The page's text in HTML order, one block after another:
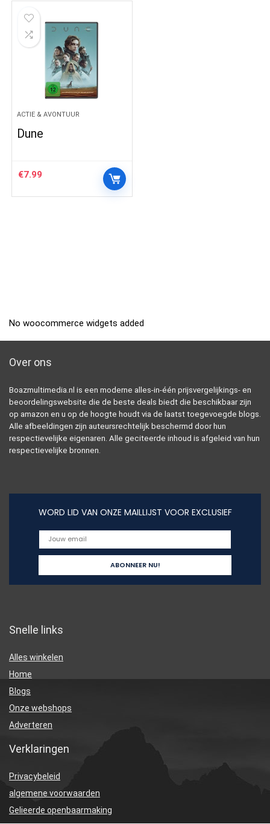
ACTIE & AVONTUUR
Dune
€7.99
No woocommerce widgets added
Over ons
Boazmultimedia.nl is een moderne alles-in-één prijsvergelijkings- en
beoordelingswebsite die de beste deals biedt die beschikbaar zijn
op amazon en u op de hoogte houdt via de laatst toegevoegde blogs.
Alle afbeeldingen zijn auteursrechtelijk beschermd door hun
respectievelijke eigenaren. Alle geciteerde inhoud is afgeleid van hun
respectievelijke bronnen.
WORD LID VAN ONZE MAILLIJST VOOR EXCLUSIEF
Snelle links
Alles winkelen
Home
Blogs
Onze webshops
Adverteren
Verklaringen
Privacybeleid
algemene voorwaarden
Gelieerde openbaarmaking